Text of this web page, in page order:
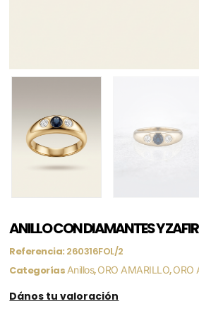
ANILLO CON DIAMANTES Y
Referencia: 260316FOL/2
Categorías Anillos,ORO AMARILLO,ORO
Dános tu valoración